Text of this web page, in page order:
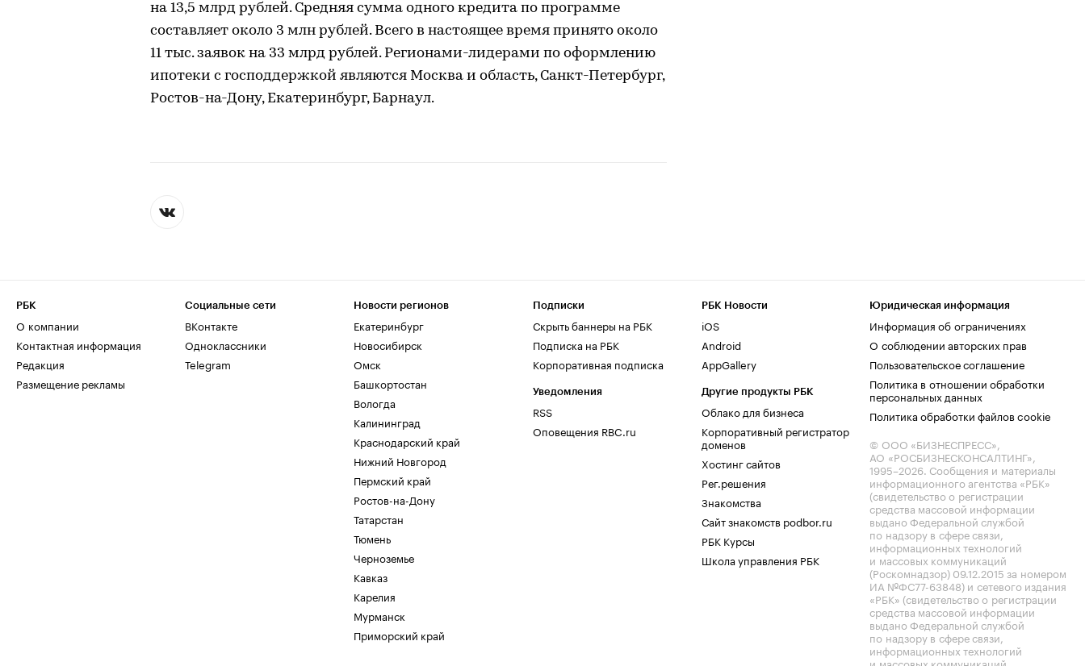
на 13,5 млрд рублей. Средняя сумма одного кредита по программе
составляет около 3 млн рублей. Всего в настоящее время принято около
11 тыс. заявок на 33 млрд рублей. Регионами-лидерами по оформлению
ипотеки с господдержкой являются Москва и область, Санкт-Петербург,
Ростов-на-Дону, Екатеринбург, Барнаул.
РБК
О компании
Контактная информация
Редакция
Размещение рекламы
Социальные сети
ВКонтакте
Одноклассники
Telegram
Новости регионов
Екатеринбург
Новосибирск
Омск
Башкортостан
Вологда
Калининград
Краснодарский край
Нижний Новгород
Пермский край
Ростов-на-Дону
Татарстан
Тюмень
Черноземье
Кавказ
Карелия
Мурманск
Приморский край
Подписки
Скрыть баннеры на РБК
Подписка на РБК
Корпоративная подписка
Уведомления
RSS
Оповещения RBC.ru
РБК Новости
iOS
Android
AppGallery
Другие продукты РБК
Облако для бизнеса
Корпоративный регистратор
доменов
Хостинг сайтов
Рег.решения
Знакомства
Сайт знакомств podbor.ru
РБК Курсы
Школа управления РБК
Юридическая информация
Информация об ограничениях
О соблюдении авторских прав
Пользовательское соглашение
Политика в отношении обработки
персональных данных
Политика обработки файлов cookie
© ООО «БИЗНЕСПРЕСС»,
АО «РОСБИЗНЕСКОНСАЛТИНГ»,
1995–2026. Сообщения и материалы
информационного агентства «РБК»
(свидетельство о регистрации
средства массовой информации
выдано Федеральной службой
по надзору в сфере связи,
информационных технологий
и массовых коммуникаций
(Роскомнадзор) 09.12.2015 за номером
ИА №ФС77-63848) и сетевого издания
«РБК» (свидетельство о регистрации
средства массовой информации
выдано Федеральной службой
по надзору в сфере связи,
информационных технологий
и массовых коммуникаций